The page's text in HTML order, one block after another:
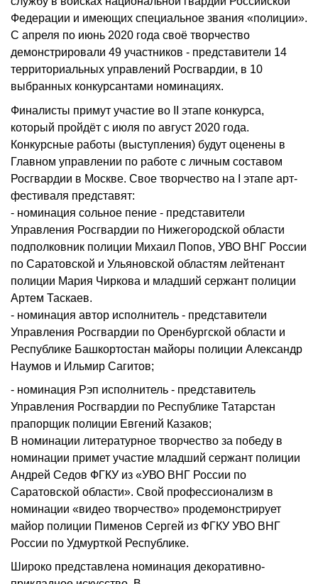
Федерации и имеющих специальное звания «полиции».
С апреля по июнь 2020 года своё творчество
демонстрировали 49 участников - представители 14
территориальных управлений Росгвардии, в 10
выбранных конкурсантами номинациях.
Финалисты примут участие во II этапе конкурса,
который пройдёт с июля по август 2020 года.
Конкурсные работы (выступления) будут оценены в
Главном управлении по работе с личным составом
Росгвардии в Москве. Свое творчество на I этапе арт-
фестиваля представят:
- номинация сольное пение - представители
Управления Росгвардии по Нижегородской области
подполковник полиции Михаил Попов, УВО ВНГ России
по Саратовской и Ульяновской областям лейтенант
полиции Мария Чиркова и младший сержант полиции
Артем Таскаев.
- номинация автор исполнитель - представители
Управления Росгвардии по Оренбургской области и
Республике Башкортостан майоры полиции Александр
Наумов и Ильмир Сагитов;
- номинация Рэп исполнитель - представитель
Управления Росгвардии по Республике Татарстан
прапорщик полиции Евгений Казаков;
В номинации литературное творчество за победу в
номинации примет участие младший сержант полиции
Андрей Седов ФГКУ из «УВО ВНГ России по
Саратовской области». Свой профессионализм в
номинации «видео творчество» продемонстрирует
майор полиции Пименов Сергей из ФГКУ УВО ВНГ
России по Удмурткой Республике.
Широко представлена номинация декоративно-